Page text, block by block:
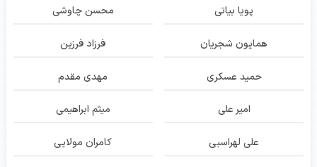
پویا بیاتی محسن چاوشی
همایون شجریان فرزاد فرزین
حمید عسکری مهدی مقدم
امیر علی میثم ابراهیمی
علی لهراسبی کامران مولایی